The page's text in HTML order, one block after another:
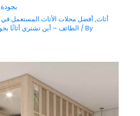
بجودة
أثاث, أفضل محلات الأثاث المستعمل في
الطائف – أين تشتري أثاثًا بجودة / By